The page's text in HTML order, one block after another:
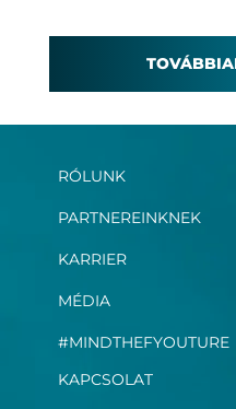
RÓLUNK
PARTNEREINKNEK
KARRIER
MÉDIA
#MINDTHEFYOUTURE
KAPCSOLAT